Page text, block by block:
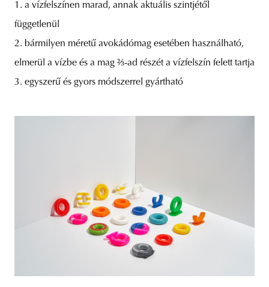
1. a vízfelszínen marad, annak aktuális szintjétől
függetlenül
2. bármilyen méretű avokádómag esetében használható,
elmerül a vízbe és a mag ⅔-ad részét a vízfelszín felett tartja
3. egyszerű és gyors módszerrel gyártható